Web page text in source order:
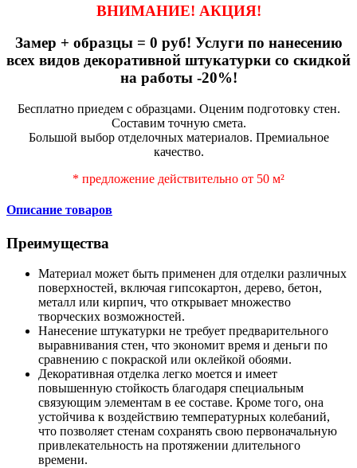
ВНИМАНИЕ! АКЦИЯ!
Замер + образцы = 0 руб! Услуги по нанесению
всех видов декоративной штукатурки со скидкой
на работы -20%!
Бесплатно приедем с образцами. Оценим подготовку стен.
Составим точную смета.
Большой выбор отделочных материалов. Премиальное
качество.
* предложение действительно от 50 м²
Описание товаров
Преимущества
Материал может быть применен для отделки различных
поверхностей, включая гипсокартон, дерево, бетон,
металл или кирпич, что открывает множество
творческих возможностей.
Нанесение штукатурки не требует предварительного
выравнивания стен, что экономит время и деньги по
сравнению с покраской или оклейкой обоями.
Декоративная отделка легко моется и имеет
повышенную стойкость благодаря специальным
связующим элементам в ее составе. Кроме того, она
устойчива к воздействию температурных колебаний,
что позволяет стенам сохранять свою первоначальную
привлекательность на протяжении длительного
времени.